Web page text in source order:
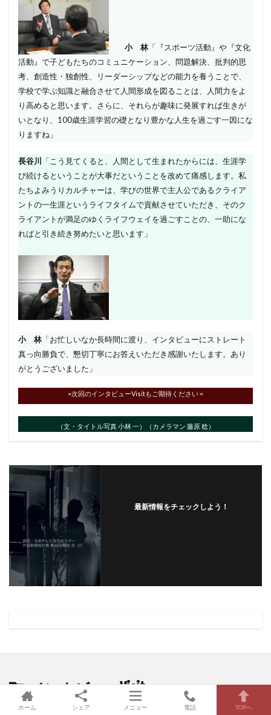
小 林「『スポーツ活動』や『文化
活動』で子どもたちのコミュニケーション、問題解決、批判的思
考、創造性・独創性、リーダーシップなどの能力を養うことで、
学校で学ぶ知識と融合させて人間形成を図ることは、人間力をよ
り高めると思います。さらに、それらが趣味に発展すれば生きが
いとなり、100歳生涯学習の礎となり豊かな人生を過ごす一因にな
りますね」
長谷川
「こう見てくると、人間として生まれたからには、生涯学
び続けるということが大事だということを改めて痛感します。私
たちよみうりカルチャーは、学びの世界で主人公であるクライア
ントの一生涯というライフタイムで貢献させていただき、そのク
ライアントが満足のゆくライフウェイを過ごすことの、一助にな
ればと引き続き努めたいと思います」
小 林「お忙しいなか長時間に渡り、インタビューにストレート
真っ向勝負で、懇切丁寧にお答えいただき感謝いたします。あり
がとうございました」
=次回のインタビューVisitもご期待ください =
（文・タイトル写真 小林 一）（カメラマン 藤原 稔）
最新情報をチェックしよう！
インタビューVisit の最新記事8件
ホーム シェア メニュー 電話 TOPへ